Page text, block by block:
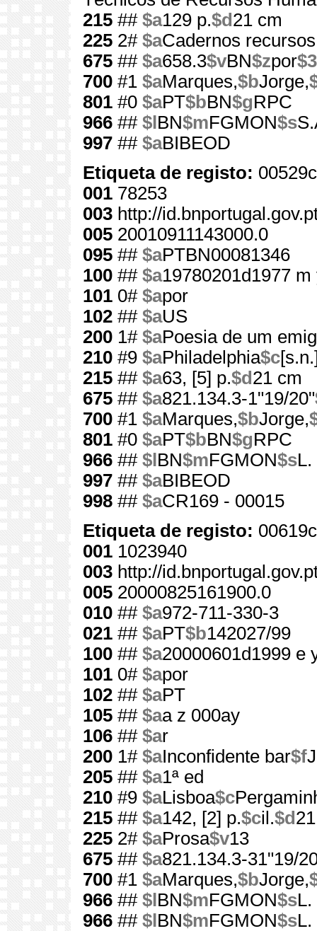
215 ## $a129 p.$d 21 cm
225 2# $aCadernos
675 ## $a658.3$vBN$zpor$3
700 #1 $aMarques,$bJorge,
801 #0 $aPT$bBN$gRPC
966 ## $l BN$mFGMON$s
997 ## $aBIBEOD
Etiqueta de registo:
001 78253
003 http://
005 20010911143000.0
095 ## $aPTBN00081346
100 ## $a19780201d1977
101 0# $apor
102 ## $aUS
200 1# $aPoesia de um
210 #9 $aPhiladelphia$c
215 ## $a63, [5] p.$d 21 cm
675 ## $a821.134.3-1"19/20"
700 #1 $aMarques,$bJorge,
801 #0 $aPT$bBN$gRPC
966 ## $l BN$mFGMON$sL.
997 ## $aBIBEOD
998 ## $aCR169 - 00015
Etiqueta de registo:
001 1023940
003 http://
005 20000825161900.0
010 ## $a972-711-330-3
021 ## $aPT$b142027/99
100 ## $a20000601d1999 e
101 0# $apor
102 ## $aPT
105 ## $aa z 000ay
106 ## $ar
200 1# $aInconfidente bar$f
205 ## $a1ª ed
210 #9 $aLisboa$c
215 ## $a142, [2] p.$cil.$d
225 2# $aProsa$v13
675 ## $a821.134.3-31"19/
700 #1 $aMarques,$bJorge,
966 ## $l BN$mFGMON$sL.
966 ## $l BN$mFGMON$sL.